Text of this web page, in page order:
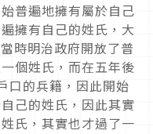
普遍地擁有屬於自己
擁有自己的姓氏，大
時明治政府開放了普
個姓氏，而在五年後
口的兵籍，因此開始
己的姓氏，因此其實
氏，其實也才過了一